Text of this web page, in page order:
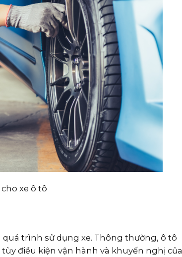
xe ô tô
trình sử dụng xe. Thông thường, ô tô
điều kiện vận hành và khuyến nghị của